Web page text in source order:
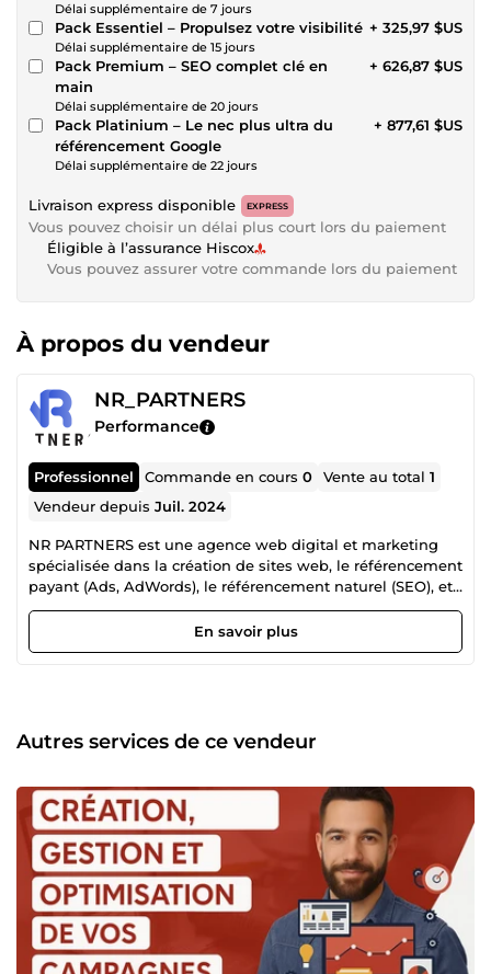
Délai supplémentaire de 7 jours
Pack Essentiel – Propulsez votre visibilité
Délai supplémentaire de 15 jours
+ 325,97 $US
Pack Premium – SEO complet clé en
main
Délai supplémentaire de 20 jours
+ 626,87 $US
Pack Platinium – Le nec plus ultra du
référencement Google
Délai supplémentaire de 22 jours
+ 877,61 $US
Livraison express disponible EXPRESS
Vous pouvez choisir un délai plus court lors du paiement
Éligible à l’assurance Hiscox
Vous pouvez assurer votre commande lors du paiement
À propos du vendeur
NR_PARTNERS
Performance
Professionnel Commande en cours0 Vente au total1
Vendeur depuisJuil. 2024
NR PARTNERS est une agence web digital et marketing
spécialisée dans la création de sites web, le référencement
payant (Ads, AdWords), le référencement naturel (SEO), et
la gestion des réseaux sociaux. Nous aidons les
entreprises à améliorer leur visibilité en ligne, à attirer plus
de clients et à développer leur présence numérique grâce
En savoir plus
Autres services de ce vendeur